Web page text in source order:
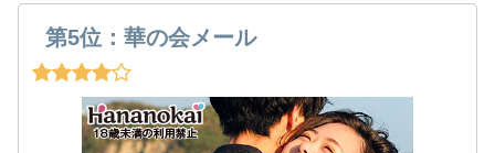
第5位：華の会メール